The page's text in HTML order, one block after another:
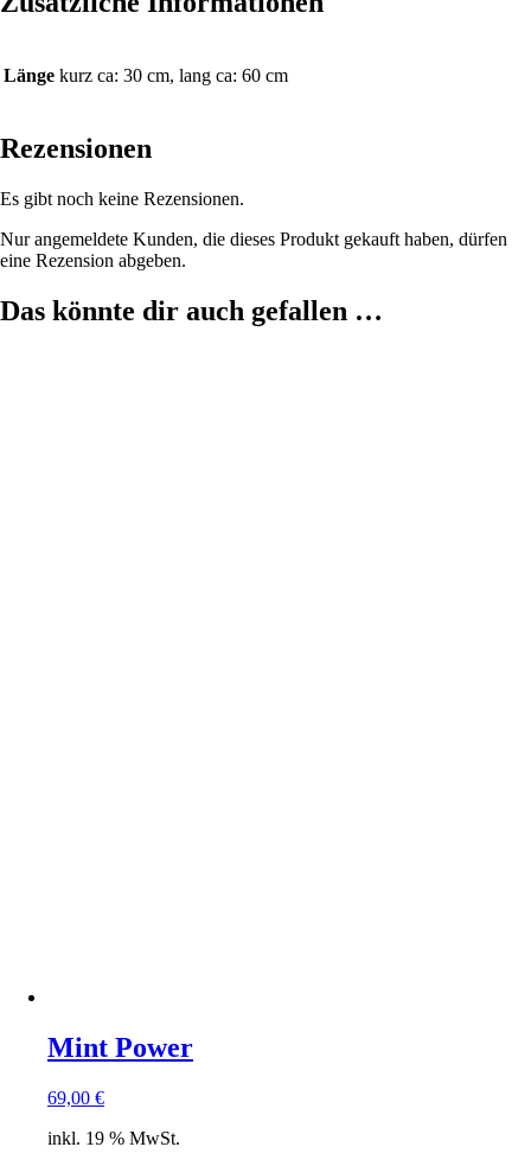
Länge kurz ca: 30 cm, lang ca: 60 cm
Rezensionen
Es gibt noch keine Rezensionen.
Nur angemeldete Kunden, die dieses Produkt gekauft haben, dürfen
eine Rezension abgeben.
Das könnte dir auch gefallen …
Mint Power
69,00 €
inkl. 19 % MwSt.